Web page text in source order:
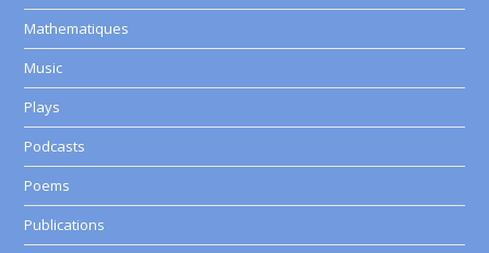
Mathematiques
Music
Plays
Podcasts
Poems
Publications